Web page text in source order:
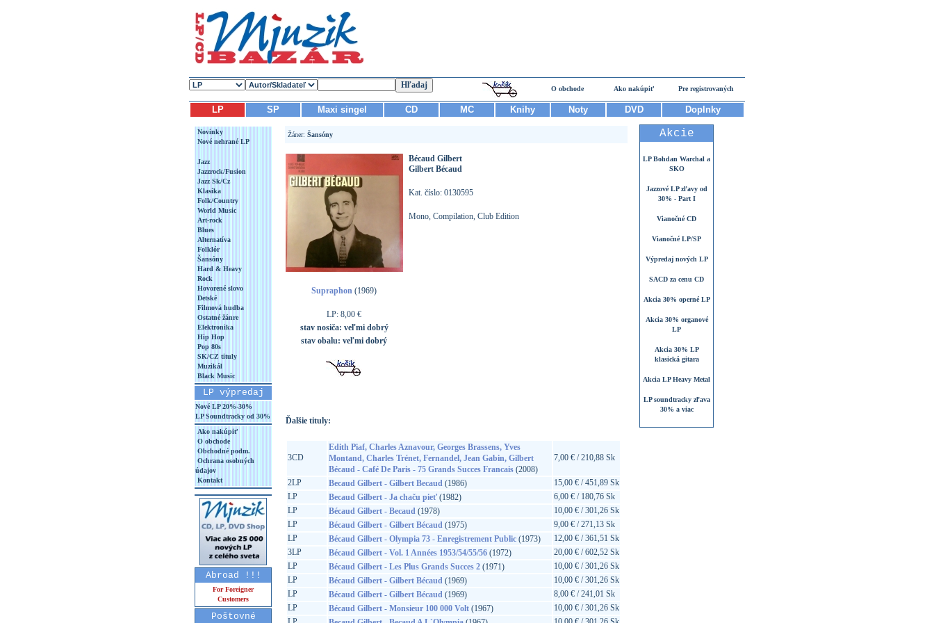
O obchode Ako nakúpiť Pre registrovaných
LP SP Maxi singel CD MC Knihy Noty DVD Doplnky
Novinky
Nové nehrané LP
Jazz
Jazzrock/Fusion
Jazz Sk/Cz
Klasika
Folk/Country
World Music
Art-rock
Blues
Alternatíva
Folklór
Šansóny
Hard & Heavy
Rock
Hovorené slovo
Detské
Filmová hudba
Ostatné žánre
Elektronika
Hip Hop
Pop 80s
SK/CZ tituly
Muzikál
Black Music
LP výpredaj
Nové LP 20%-30%
LP Soundtracky od 30%
Ako nakúpiť
O obchode
Obchodné podm.
Ochrana osobných
údajov
Kontakt
Abroad !!!
For Foreigner
Customers
Poštovné
Žáner: Šansóny
Supraphon (1969)
LP: 8,00 €
stav nosiča: veľmi dobrý
stav obalu: veľmi dobrý
Bécaud Gilbert
Gilbert Bécaud
Kat. číslo: 0130595
Mono, Compilation, Club Edition
Ďalšie tituly:
3CD
Edith Piaf, Charles Aznavour, Georges Brassens, Yves
Montand, Charles Trénet, Fernandel, Jean Gabin, Gilbert
Bécaud - Café De Paris - 75 Grands Succes Francais(2008)
7,00 € / 210,88 Sk
2LP Becaud Gilbert - Gilbert Becaud(1986)
15,00 € / 451,89 Sk
LP
Becaud Gilbert - Ja chaču pieť(1982)
6,00 € / 180,76 Sk
LP
Bécaud Gilbert - Becaud(1978)
10,00 € / 301,26 Sk
LP
Bécaud Gilbert - Gilbert Bécaud(1975)
9,00 € / 271,13 Sk
LP
Bécaud Gilbert - Olympia 73 - Enregistrement Public(1973)
12,00 € / 361,51 Sk
3LP
Bécaud Gilbert - Vol. 1 Années 1953/54/55/56(1972)
20,00 € / 602,52 Sk
LP
Bécaud Gilbert - Les Plus Grands Succes 2(1971)
10,00 € / 301,26 Sk
LP
Bécaud Gilbert - Gilbert Bécaud(1969)
10,00 € / 301,26 Sk
LP
Bécaud Gilbert - Gilbert Bécaud(1969)
8,00 € / 241,01 Sk
LP
Bécaud Gilbert - Monsieur 100 000 Volt(1967)
10,00 € / 301,26 Sk
Akcie
LP Bohdan Warchal a
SKO
Jazzové LP zľavy od
30% - Part I
Vianočné CD
Vianočné LP/SP
Výpredaj nových LP
SACD za cenu CD
Akcia 30% operné LP
Akcia 30% organové
LP
Akcia 30% LP
klasická gitara
Akcia LP Heavy Metal
LP soundtracky zľava
30% a viac